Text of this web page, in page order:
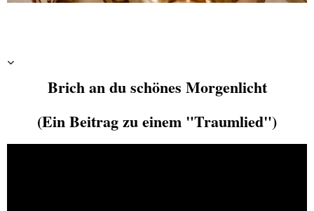
Brich an du schönes Morgenlicht
(Ein Beitrag zu einem "Traumlied")